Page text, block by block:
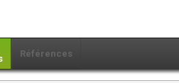
Références